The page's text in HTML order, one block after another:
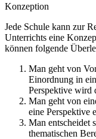
Konzeption
Jede Schule kann zur
Unterrichts eine
können folgende
Man geht von
Einordnung in
Perspektive wird
Man geht von
eine Perspektive
Man entscheidet
thematischen